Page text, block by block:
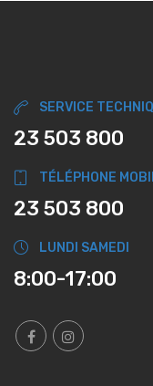
SERVICE
23 503 800
TÉLÉPHONE
23 503 800
LUNDI SAMEDI
8:00-17:00